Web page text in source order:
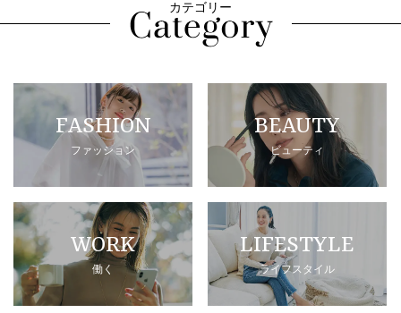
カテゴリー
FASHION
ファッション
BEAUTY
ビューティ
WORK
働く
LIFESTYLE
ライフスタイル